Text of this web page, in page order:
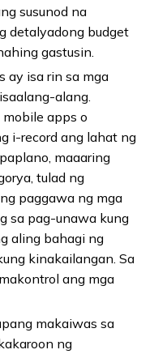
susunod na
detalyadong budget
gastusin.
ay isa rin sa mga
alang.
apps o
i-record ang lahat ng
maaaring
tulad ng
paggawa ng mga
sa pag-unawa kung
aling bahagi ng
kinakailangan. Sa
ang mga
makaiwas sa
ng